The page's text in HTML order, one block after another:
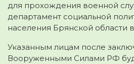
для прохождения военной
департамент социальной
населения Брянской области
Указанным лицам после
Вооруженными Силами РФ